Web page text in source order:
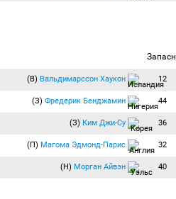
(В) Вальдимарссон Хаукон 12
(З) Фредерик Бенджамин 44
(З) Ким Джи-Су 36
(П) Магома Эдмонд-Парис 32
(Н) Морган Айвэн 40